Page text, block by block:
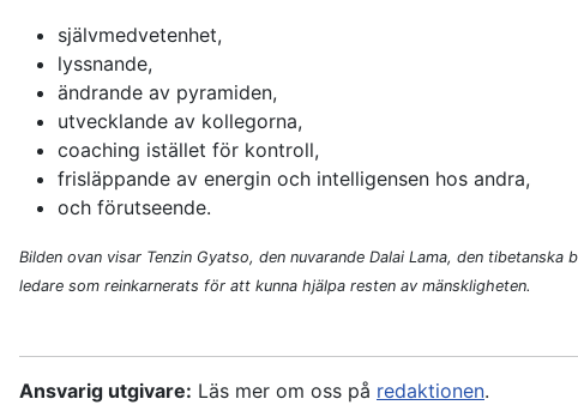
självmedvetenhet,
lyssnande,
ändrande av pyramiden,
utvecklande av kollegorna,
coaching istället för kontroll,
frisläppande av energin och intelligensen hos andra,
och förutseende.
Bilden ovan visar Tenzin Gyatso, den nuvarande Dalai Lama, den tibetanska
ledare som reinkarnerats för att kunna hjälpa resten av mänskligheten.
Ansvarig utgivare: Läs mer om oss på redaktionen.